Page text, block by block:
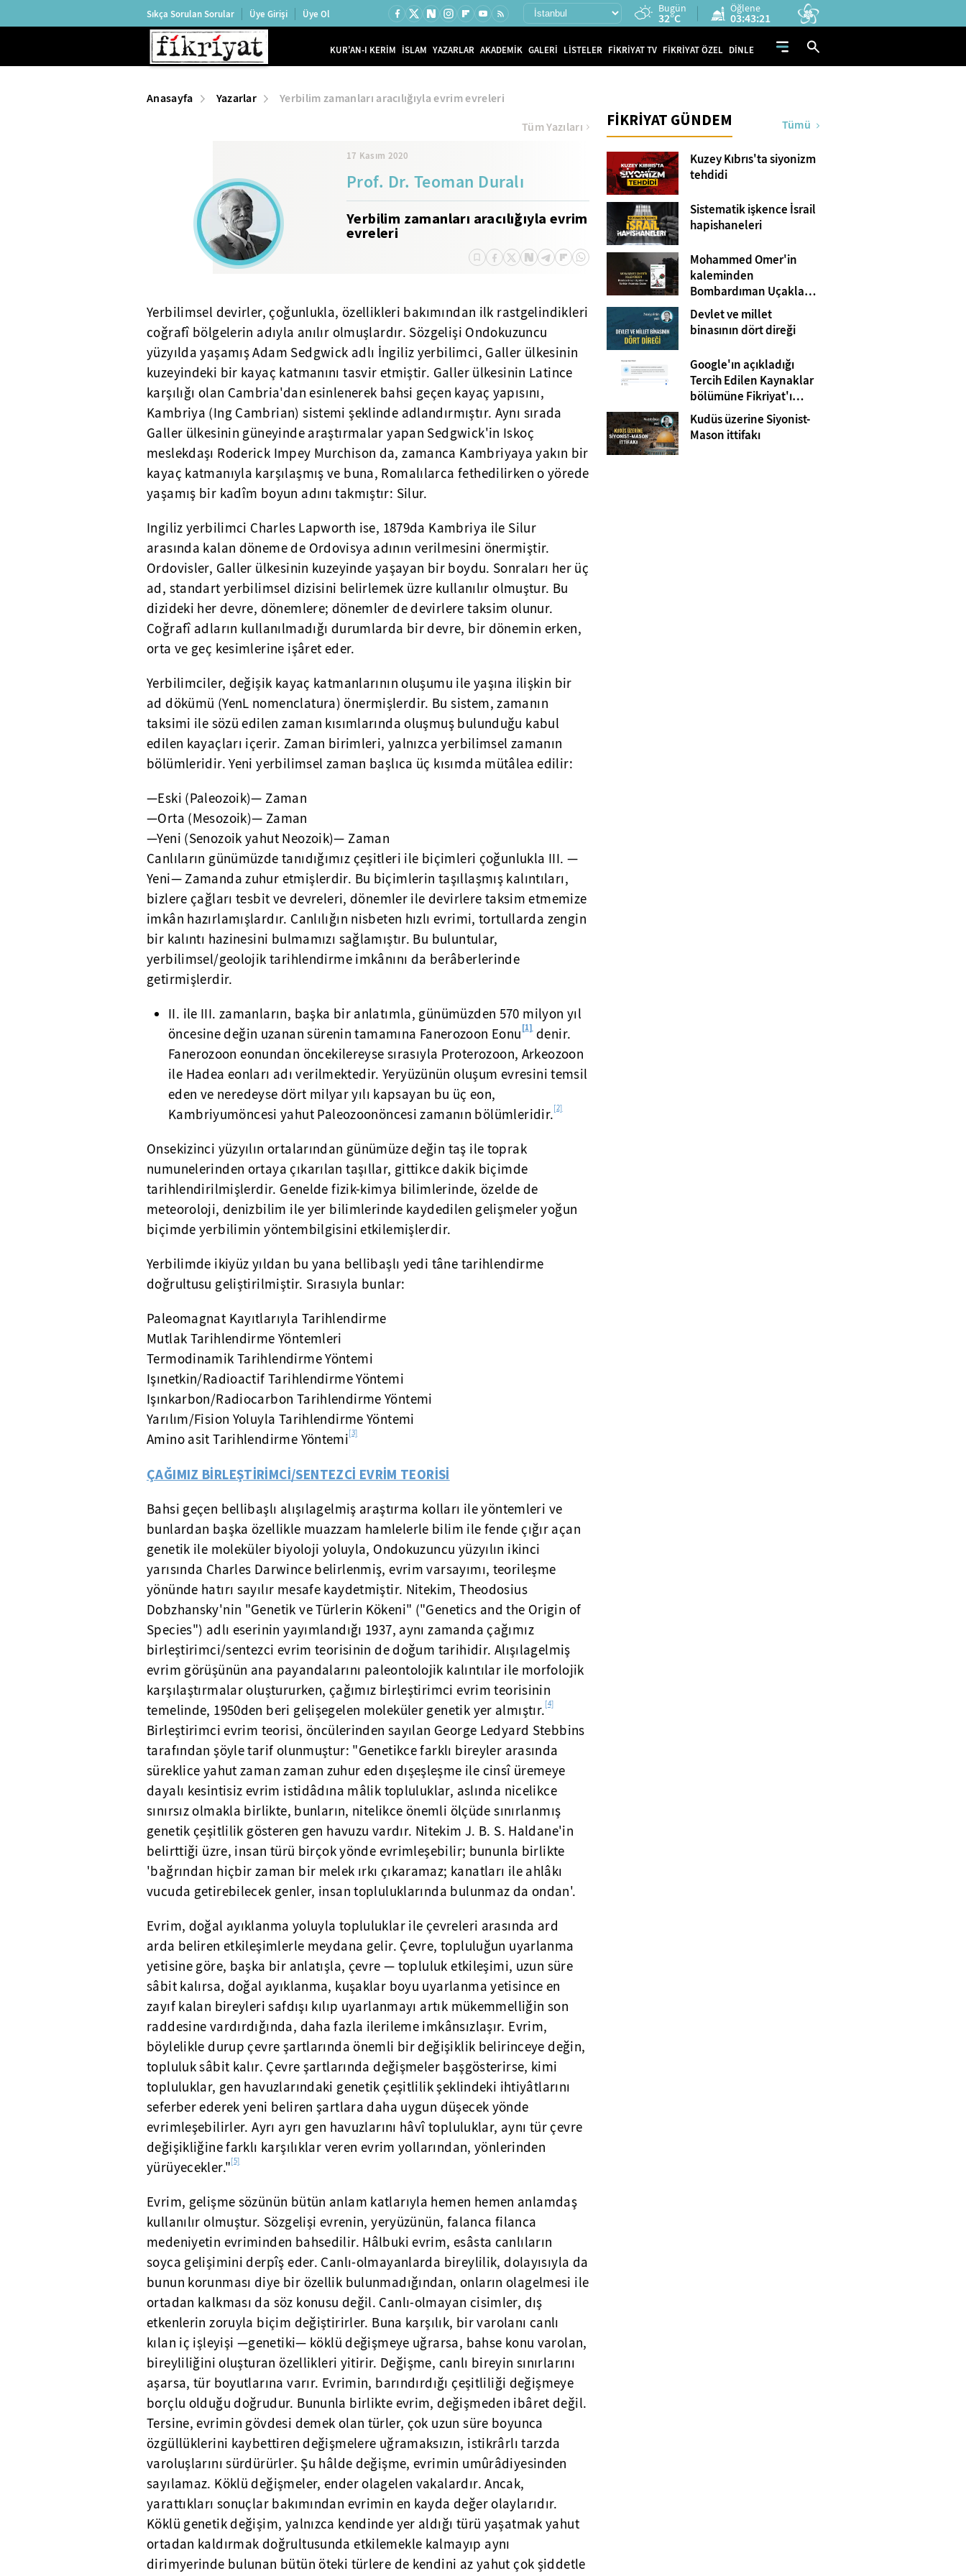
Sıkça Sorulan Sorular Üye Girişi Üye Ol Bugün
32°C
Öğlene
03:43:20
KUR'AN-I KERİM İSLAM YAZARLAR AKADEMİK GALERİ LİSTELER FİKRİYAT TV FİKRİYAT ÖZEL DİNLE
Anasayfa Yazarlar Yerbilim zamanları aracılığıyla evrim evreleri
17 Kasım 2020
Prof. Dr. Teoman Duralı
Yerbilim zamanları aracılığıyla evrim
evreleri
Tüm Yazıları
Yerbilimsel devirler, çoğunlukla, özellikleri bakımından ilk rastgelindikleri
coğrafî bölgelerin adıyla anılır olmuşlardır. Sözgelişi Ondokuzuncu
yüzyılda yaşamış Adam Sedgwick adlı İngiliz yerbilimci, Galler ülkesinin
kuzeyindeki bir kayaç katmanını tasvir etmiştir. Galler ülkesinin Latince
karşılığı olan Cambria'dan esinlenerek bahsi geçen kayaç yapısını,
Kambriya (Ing Cambrian) sistemi şeklinde adlandırmıştır. Aynı sırada
Galler ülkesinin güneyinde araştırmalar yapan Sedgwick'in Iskoç
meslekdaşı Roderick Impey Murchison da, zamanca Kambriyaya yakın bir
kayaç katmanıyla karşılaşmış ve buna, Romalılarca fethedilirken o yörede
yaşamış bir kadîm boyun adını takmıştır: Silur.
Ingiliz yerbilimci Charles Lapworth ise, 1879da Kambriya ile Silur
arasında kalan döneme de Ordovisya adının verilmesini önermiştir.
Ordovisler, Galler ülkesinin kuzeyinde yaşayan bir boydu. Sonraları her üç
ad, standart yerbilimsel dizisini belirlemek üzre kullanılır olmuştur. Bu
dizideki her devre, dönemlere; dönemler de devirlere taksim olunur.
Coğrafî adların kullanılmadığı durumlarda bir devre, bir dönemin erken,
orta ve geç kesimlerine işâret eder.
Yerbilimciler, değişik kayaç katmanlarının oluşumu ile yaşına ilişkin bir
ad dökümü (YenL nomenclatura) önermişlerdir. Bu sistem, zamanın
taksimi ile sözü edilen zaman kısımlarında oluşmuş bulunduğu kabul
edilen kayaçları içerir. Zaman birimleri, yalnızca yerbilimsel zamanın
bölümleridir. Yeni yerbilimsel zaman başlıca üç kısımda mütâlea edilir:
—Eski (Paleozoik)— Zaman
—Orta (Mesozoik)— Zaman
—Yeni (Senozoik yahut Neozoik)— Zaman
Canlıların günümüzde tanıdığımız çeşitleri ile biçimleri çoğunlukla III. —
Yeni— Zamanda zuhur etmişlerdir. Bu biçimlerin taşıllaşmış kalıntıları,
bizlere çağları tesbit ve devreleri, dönemler ile devirlere taksim etmemize
imkân hazırlamışlardır. Canlılığın nisbeten hızlı evrimi, tortullarda zengin
bir kalıntı hazinesini bulmamızı sağlamıştır. Bu buluntular,
yerbilimsel/geolojik tarihlendirme imkânını da berâberlerinde
getirmişlerdir.
II. ile III. zamanların, başka bir anlatımla, günümüzden 570 milyon yıl
öncesine değin uzanan sürenin tamamına Fanerozoon Eonu [1]denir.
Fanerozoon eonundan öncekilereyse sırasıyla Proterozoon, Arkeozoon
ile Hadea eonları adı verilmektedir. Yeryüzünün oluşum evresini temsil
eden ve neredeyse dört milyar yılı kapsayan bu üç eon,
Kambriyumöncesi yahut Paleozoonöncesi zamanın bölümleridir.[2]
Onsekizinci yüzyılın ortalarından günümüze değin taş ile toprak
numunelerinden ortaya çıkarılan taşıllar, gittikce dakik biçimde
tarihlendirilmişlerdir. Genelde fizik-kimya bilimlerinde, özelde de
meteoroloji, denizbilim ile yer bilimlerinde kaydedilen gelişmeler yoğun
biçimde yerbilimin yöntembilgisini etkilemişlerdir.
Yerbilimde ikiyüz yıldan bu yana bellibaşlı yedi tâne tarihlendirme
doğrultusu geliştirilmiştir. Sırasıyla bunlar:
Paleomagnat Kayıtlarıyla Tarihlendirme
Mutlak Tarihlendirme Yöntemleri
Termodinamik Tarihlendirme Yöntemi
Işınetkin/Radioactif Tarihlendirme Yöntemi
Işınkarbon/Radiocarbon Tarihlendirme Yöntemi
Yarılım/Fision Yoluyla Tarihlendirme Yöntemi
Amino asit Tarihlendirme Yöntemi[3]
ÇAĞIMIZ BİRLEŞTİRİMCİ/SENTEZCİ EVRİM TEORİSİ
Bahsi geçen bellibaşlı alışılagelmiş araştırma kolları ile yöntemleri ve
bunlardan başka özellikle muazzam hamlelerle bilim ile fende çığır açan
genetik ile moleküler biyoloji yoluyla, Ondokuzuncu yüzyılın ikinci
yarısında Charles Darwince belirlenmiş, evrim varsayımı, teorileşme
yönünde hatırı sayılır mesafe kaydetmiştir. Nitekim, Theodosius
Dobzhansky'nin "Genetik ve Türlerin Kökeni" ("Genetics and the Origin of
Species") adlı eserinin yayımlandığı 1937, aynı zamanda çağımız
birleştirimci/sentezci evrim teorisinin de doğum tarihidir. Alışılagelmiş
evrim görüşünün ana payandalarını paleontolojik kalıntılar ile morfolojik
karşılaştırmalar oluştururken, çağımız birleştirimci evrim teorisinin
temelinde, 1950den beri gelişegelen moleküler genetik yer almıştır.[4]
Birleştirimci evrim teorisi, öncülerinden sayılan George Ledyard Stebbins
tarafından şöyle tarif olunmuştur: "Genetikce farklı bireyler arasında
süreklice yahut zaman zaman zuhur eden dışeşleşme ile cinsî üremeye
dayalı kesintisiz evrim istidâdına mâlik topluluklar, aslında nicelikce
sınırsız olmakla birlikte, bunların, nitelikce önemli ölçüde sınırlanmış
genetik çeşitlilik gösteren gen havuzu vardır. Nitekim J. B. S. Haldane'in
belirttiği üzre, insan türü birçok yönde evrimleşebilir; bununla birlikte
'bağrından hiçbir zaman bir melek ırkı çıkaramaz; kanatları ile ahlâkı
vucuda getirebilecek genler, insan topluluklarında bulunmaz da ondan'.
Evrim, doğal ayıklanma yoluyla topluluklar ile çevreleri arasında ard
arda beliren etkileşimlerle meydana gelir. Çevre, topluluğun uyarlanma
yetisine göre, başka bir anlatışla, çevre — topluluk etkileşimi, uzun süre
sâbit kalırsa, doğal ayıklanma, kuşaklar boyu uyarlanma yetisince en
zayıf kalan bireyleri safdışı kılıp uyarlanmayı artık mükemmelliğin son
raddesine vardırdığında, daha fazla ilerileme imkânsızlaşır. Evrim,
böylelikle durup çevre şartlarında önemli bir değişiklik belirinceye değin,
topluluk sâbit kalır. Çevre şartlarında değişmeler başgösterirse, kimi
topluluklar, gen havuzlarındaki genetik çeşitlilik şeklindeki ihtiyâtlarını
seferber ederek yeni beliren şartlara daha uygun düşecek yönde
evrimleşebilirler. Ayrı ayrı gen havuzlarını hâvî topluluklar, aynı tür çevre
değişikliğine farklı karşılıklar veren evrim yollarından, yönlerinden
yürüyecekler."[5]
Evrim, gelişme sözünün bütün anlam katlarıyla hemen hemen anlamdaş
kullanılır olmuştur. Sözgelişi evrenin, yeryüzünün, falanca filanca
medeniyetin evriminden bahsedilir. Hâlbuki evrim, esâsta canlıların
soyca gelişimini derpîş eder. Canlı-olmayanlarda bireylilik, dolayısıyla da
bunun korunması diye bir özellik bulunmadığından, onların olagelmesi ile
ortadan kalkması da söz konusu değil. Canlı-olmayan cisimler, dış
etkenlerin zoruyla biçim değiştirirler. Buna karşılık, bir varolanı canlı
kılan iç işleyişi —genetiki— köklü değişmeye uğrarsa, bahse konu varolan,
bireyliliğini oluşturan özellikleri yitirir. Değişme, canlı bireyin sınırlarını
aşarsa, tür boyutlarına varır. Evrimin, barındırdığı çeşitliliği değişmeye
borçlu olduğu doğrudur. Bununla birlikte evrim, değişmeden ibâret değil.
Tersine, evrimin gövdesi demek olan türler, çok uzun süre boyunca
özgüllüklerini kaybettiren değişmelere uğramaksızın, istikrârlı tarzda
varoluşlarını sürdürürler. Şu hâlde değişme, evrimin umûrâdiyesinden
sayılamaz. Köklü değişmeler, ender olagelen vakalardır. Ancak,
yarattıkları sonuçlar bakımından evrimin en kayda değer olaylarıdır.
Köklü genetik değişim, yalnızca kendinde yer aldığı türü yaşatmak yahut
ortadan kaldırmak doğrultusunda etkilemekle kalmayıp aynı
dirimyerinde bulunan bütün öteki türlere de kendini az yahut çok şiddetle
FİKRİYAT GÜNDEM Tümü
Kuzey Kıbrıs'ta siyonizm
tehdidi
Sistematik işkence İsrail
hapishaneleri
Mohammed Omer'in
kaleminden
Bombardıman Uçakları
ve Tanklar Arasında
Gazze
Devlet ve millet
binasının dört direği
Google'ın açıkladığı
Tercih Edilen Kaynaklar
bölümüne Fikriyat'ı
eklemeyi unutmayın!
Kudüs üzerine Siyonist-
Mason ittifakı